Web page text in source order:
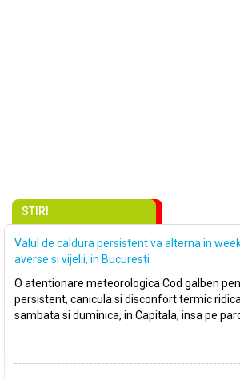
STIRI
Valul de caldura persistent va alterna in
averse si vijelii, in Bucuresti
O atentionare meteorologica Cod galben
persistent, canicula si disconfort termic
sambata si duminica, in Capitala, insa pe